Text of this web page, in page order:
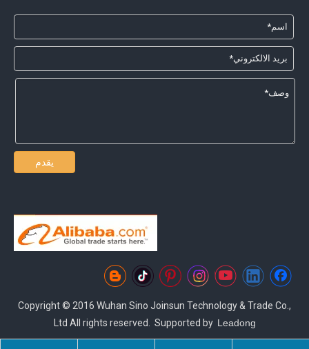
يقدم
Copyright © 2016 Wuhan Sino Joinsun Technology & Trade Co.,
Ltd All rights reserved. Supported by Leadong